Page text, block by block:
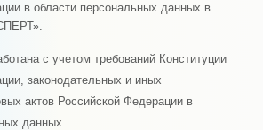
в области персональных данных в
с учетом требований Конституции
законодательных и иных
актов Российской Федерации в
данных.